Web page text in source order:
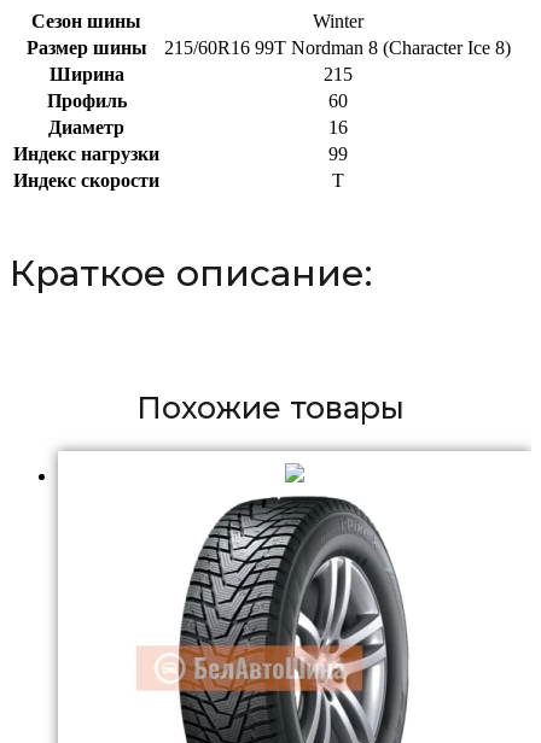
Сезон шины
Winter
Размер шины
215/60R16 99T Nordman 8 (Character Ice 8)
Ширина
215
Профиль
60
Диаметр
16
Индекс нагрузки
99
Индекс скорости
T
Краткое описание:
Похожие товары